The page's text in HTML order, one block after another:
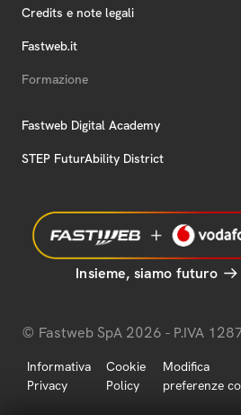
Credits e note legali
Fastweb.it
Formazione
Fastweb Digital Academy
STEP FuturAbility District
Insieme, siamo futuro
© Fastweb SpA 2026 - P.IVA
Informativa
Privacy
Cookie
Policy
Modifica
preferenze